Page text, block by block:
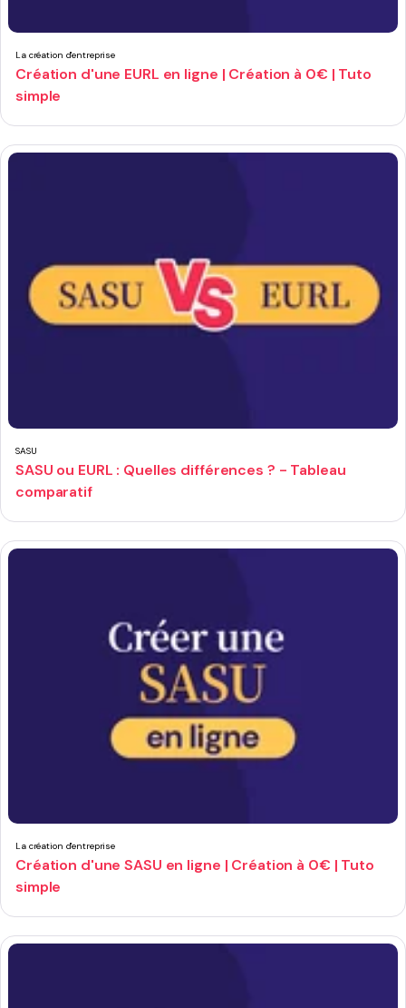
La création d'entreprise
Création d'une EURL en ligne | Création à 0€ | Tuto
simple
SASU
SASU ou EURL : Quelles différences ? - Tableau
comparatif
La création d'entreprise
Création d'une SASU en ligne | Création à 0€ | Tuto
simple